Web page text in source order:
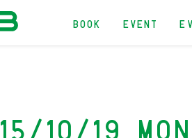
BOOK EVENT
10/19